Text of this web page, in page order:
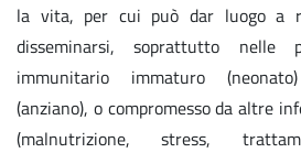
la vita, per cui può dar luogo a
disseminarsi, soprattutto nelle
immunitario immaturo
(anziano), o compromesso da altre
(malnutrizione, stress,